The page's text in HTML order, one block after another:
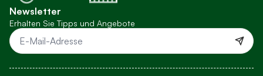
Newsletter
Erhalten Sie Tipps und Angebote